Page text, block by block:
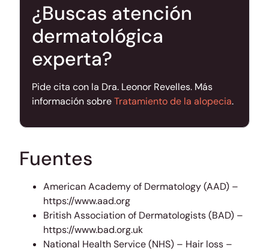
¿Buscas atención
dermatológica
experta?
Pide cita con la Dra. Leonor Revelles. Más
información sobreTratamiento de la alopecia.
Fuentes
American Academy of Dermatology (AAD) –
https://www.aad.org
British Association of Dermatologists (BAD) –
https://www.bad.org.uk
National Health Service (NHS) – Hair loss –